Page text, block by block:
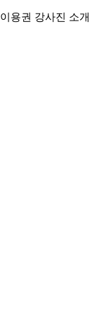
용권 강사진 소개